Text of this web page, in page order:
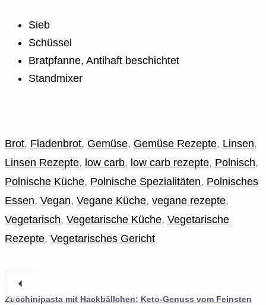
Sieb
Schüssel
Bratpfanne, Antihaft beschichtet
Standmixer
Brot, Fladenbrot, Gemüse, Gemüse Rezepte, Linsen,
Linsen Rezepte, low carb, low carb rezepte, Polnisch,
Polnische Küche, Polnische Spezialitäten, Polnisches
Essen, Vegan, Vegane Küche, vegane rezepte,
Vegetarisch, Vegetarische Küche, Vegetarische
Rezepte, Vegetarisches Gericht
Zucchinipasta mit Hackbällchen: Keto-Genuss vom Feinsten